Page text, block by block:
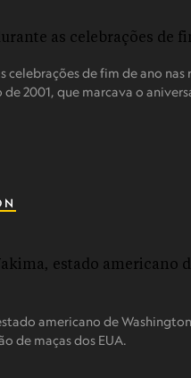
de fim de ano nas
2001, que marcava o
americano de
de maças dos EUA.